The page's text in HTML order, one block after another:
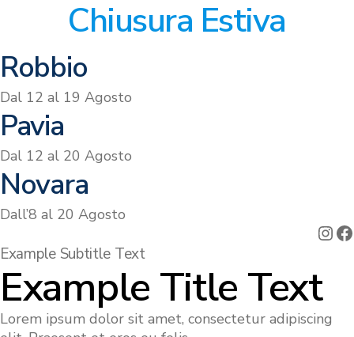
Chiusura Estiva
Robbio
Dal 12 al 19 Agosto
Pavia
Dal 12 al 20 Agosto
Novara
Dall’8 al 20 Agosto
Example Subtitle Text
Example Title Text
Lorem ipsum dolor sit amet, consectetur adipiscing